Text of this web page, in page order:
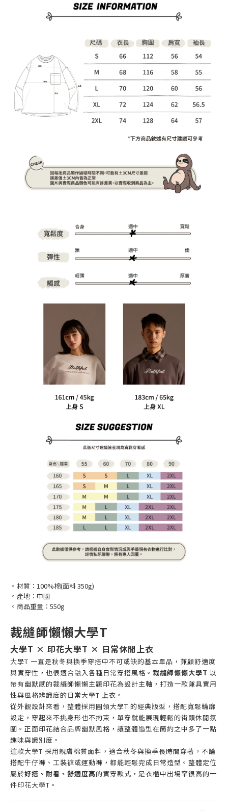
。材質：100%棉(面料 350g)
。產地：中國
。商品重量：550g
裁縫師懶懶大學T
大學T × 印花大學T × 日常休閒上衣
大學T 一直是秋冬與換季穿搭中不可或缺的基本單品，兼顧舒適度
與實穿性，也很適合融入各種日常穿搭風格。 裁縫師懶懶大學T 以
帶有幽默感的裁縫師懶懶主題印花為設計主軸，打造一款兼具實用
性與風格辨識度的日常大學T 上衣。
從外觀設計來看，整體採用圓領大學T 的經典版型，搭配寬鬆輪廓
設定，穿起來不挑身形也不拘束，單穿就能展現輕鬆的街頭休閒氛
圍。正面印花結合品牌幽默風格，讓整體造型在簡約之中多了一點
趣味與識別度。
這款大學T 採用親膚棉質面料，適合秋冬與換季長時間穿著，不論
搭配牛仔褲、工裝褲或運動褲，都能輕鬆完成日常造型。整體定位
屬於好搭、耐看、舒適度高的實穿款式，是衣櫃中出場率很高的一
件印花大學T。